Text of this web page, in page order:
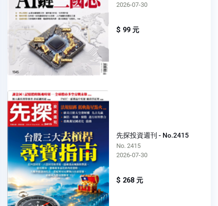
2026-07-30
$ 99 元
先探投資週刊 - No.2415
No. 2415
2026-07-30
$ 268 元